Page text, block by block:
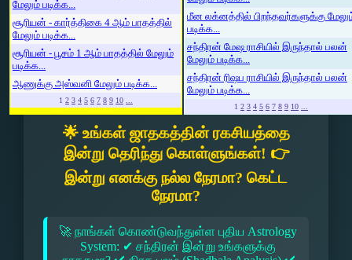
மேலும் படிக்க...
சூரியன் - கார்த்திகை 4 ஆம் பாதத்தில்
மேலும் படிக்க...
சூரியன் - பூசம் 1 ஆம் பாதத்தில் மேலும்
படிக்க...
ஆணுக்கு அஸ்வனி மேலும் படிக்க...
1 2 3 4 5 6 7 8 9 10 ...
மீன லக்னத்தில் பிறந்தவர்களுக்கு
படிக்க...
சந்திரன் மேஷ ராசியில் இருந்தால் பலன்
மேலும் படிக்க...
சந்திரன் ரிஷப ராசியில் இருந்தால் பலன்
மேலும் படிக்க...
1 2 3 4 5 6 7 8 9 10 ...
🌟 உங்கள் ஜாதகத்தின் ரகசியத்தை
இன்று தெரிந்து கொள்ளுங்கள்! 👉
இன்று எனக்கு நல்ல நேரமா? கெட்ட
நேரமா?
🚀 நாங்கள் கொண்டுவந்துள்ள புதிய Astrology
System: ✔ சந்திரன் இன்று உங்களுக்கு